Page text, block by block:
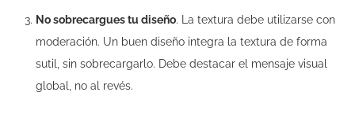
No sobrecargues tu diseño. La textura debe utilizarse con
moderación. Un buen diseño integra la textura de forma
sutil, sin sobrecargarlo. Debe destacar el mensaje visual
global, no al revés.